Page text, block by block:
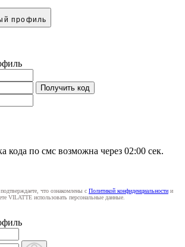
профиль
Получить код
кода по смс возможна через 02:00 сек.
что ознакомлены с Политикой конфиденциальности и
VILATTE использовать персональные данные.